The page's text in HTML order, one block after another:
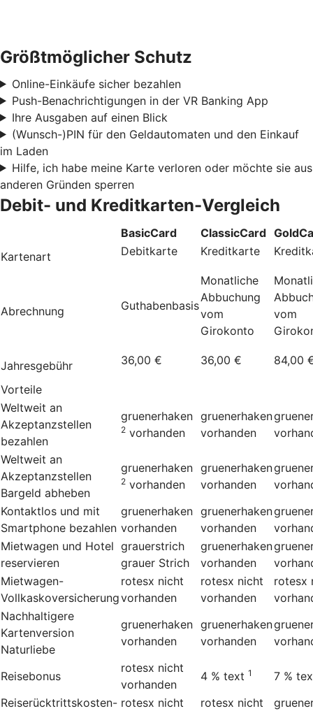
Größtmöglicher Schutz
Online-Einkäufe sicher bezahlen
Push-Benachrichtigungen in der VR Banking App
Ihre Ausgaben auf einen Blick
(Wunsch-)PIN für den Geldautomaten und den Einkauf
im Laden
Hilfe, ich habe meine Karte verloren oder möchte sie aus
anderen Gründen sperren
Debit- und Kreditkarten-Vergleich
BasicCard ClassicCard
Kartenart
Debitkarte Kreditkarte
Abrechnung Guthabenbasis
Monatliche
Abbuchung
vom
Girokonto
vom
Jahresgebühr 36,00 € 36,00 € 84,00
Vorteile
Weltweit an
Akzeptanzstellen
bezahlen
gruenerhaken
2 vorhanden
gruenerhaken
vorhanden
Weltweit an
Akzeptanzstellen
Bargeld abheben
gruenerhaken
2 vorhanden
gruenerhaken
vorhanden
Kontaktlos und mit
Smartphone bezahlen
gruenerhaken
vorhanden
gruenerhaken
vorhanden
Mietwagen und Hotel
reservieren
grauerstrich
grauer Strich
gruenerhaken
vorhanden
Mietwagen-
Vollkaskoversicherung
rotesx nicht
vorhanden
rotesx nicht
vorhanden
rotesx
Nachhaltigere
Kartenversion
Naturliebe
gruenerhaken
vorhanden
gruenerhaken
vorhanden
Reisebonus
rotesx nicht
vorhanden
4 % text 1 7 %
Reiserücktrittskosten- rotesx nicht
rotesx nicht